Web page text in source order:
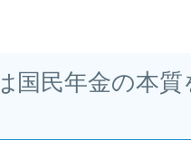
国民年金の本